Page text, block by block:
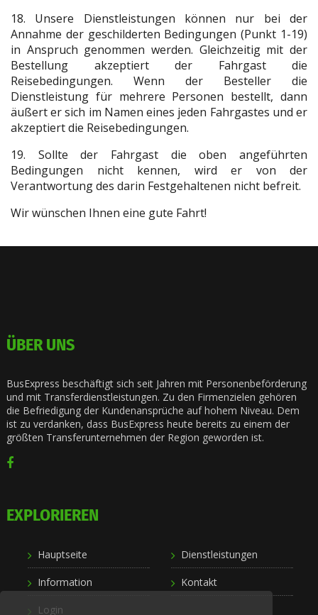
18. Unsere Dienstleistungen können nur bei der
Annahme der geschilderten Bedingungen (Punkt 1-19)
in Anspruch genommen werden. Gleichzeitig mit der
Bestellung akzeptiert der Fahrgast die
Reisebedingungen. Wenn der Besteller die
Dienstleistung für mehrere Personen bestellt, dann
äußert er sich im Namen eines jeden Fahrgastes und er
akzeptiert die Reisebedingungen.
19. Sollte der Fahrgast die oben angeführten
Bedingungen nicht kennen, wird er von der
Verantwortung des darin Festgehaltenen nicht befreit.
Wir wünschen Ihnen eine gute Fahrt!
ÜBER UNS
BusExpress beschäftigt sich seit Jahren mit Personenbeförderung
und mit Transferdienstleistungen. Zu den Firmenzielen gehören
die Befriedigung der Kundenansprüche auf hohem Niveau. Dem
ist zu verdanken, dass BusExpress heute bereits zu einem der
größten Transferunternehmen der Region geworden ist.
EXPLORIEREN
Hauptseite Dienstleistungen
Information Kontakt
Login